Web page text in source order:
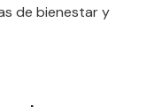
de bienestar y